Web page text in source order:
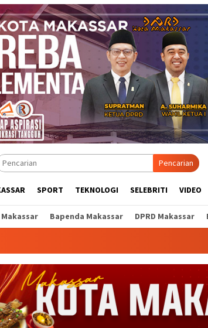
Pencarian
SPORT TEKNOLOGI SELEBRITI VIDEO
Makassar Bapenda Makassar DPRD Makassar